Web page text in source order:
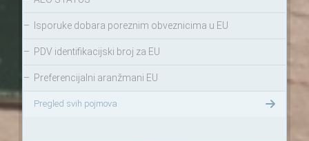
– Isporuke dobara poreznim obveznicima u EU
– PDV identifikacijski broj za EU
– Preferencijalni aranžmani EU
Pregled svih pojmova